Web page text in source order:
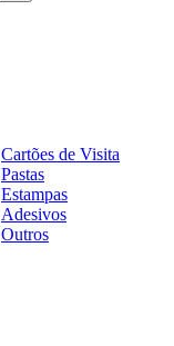
Cartões de Visita
Pastas
Estampas
Adesivos
Outros